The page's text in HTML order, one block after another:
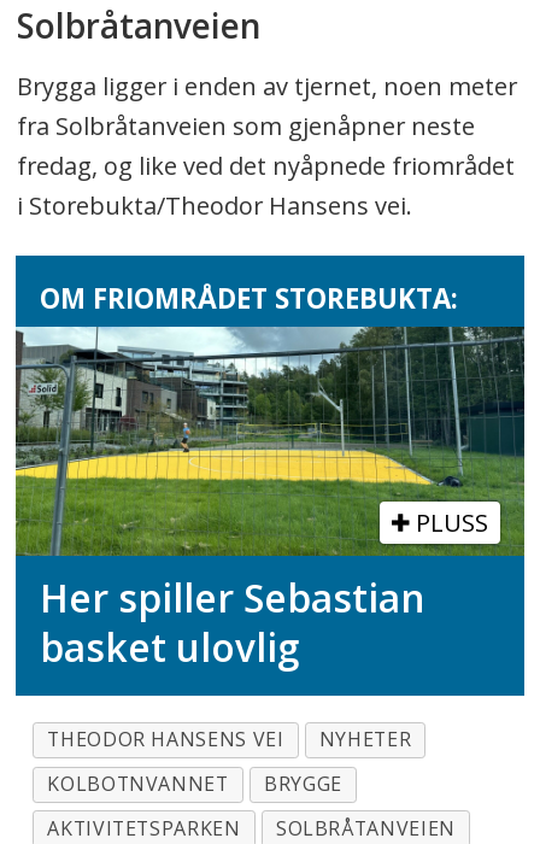
Solbråtanveien
Brygga ligger i enden av tjernet, noen meter
fra Solbråtanveien som gjenåpner neste
fredag, og like ved det nyåpnede friområdet
i Storebukta/Theodor Hansens vei.
OM FRIOMRÅDET STOREBUKTA:
PLUSS
Her spiller Sebastian
basket ulovlig
THEODOR HANSENS VEI
NYHETER
KOLBOTNVANNET
BRYGGE
AKTIVITETSPARKEN
SOLBRÅTANVEIEN